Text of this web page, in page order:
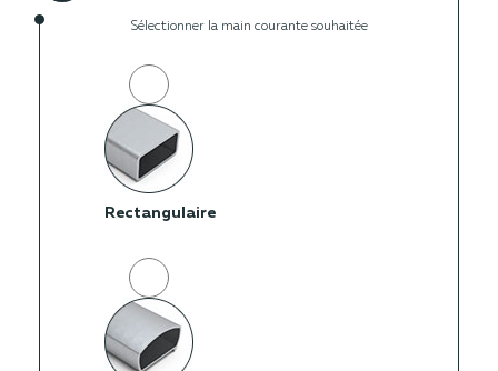
Sélectionner la main courante souhaitée
Rectangulaire